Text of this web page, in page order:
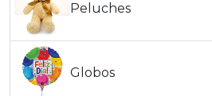
Peluches
Globos